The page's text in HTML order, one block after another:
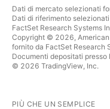
Dati di mercato selezionati
Dati di riferimento
FactSet Research Systems
Copyright © 2026, American
fornito da FactSet Research
Documenti depositati presso
© 2026 TradingView, Inc.
PIÙ CHE UN SEMPLICE